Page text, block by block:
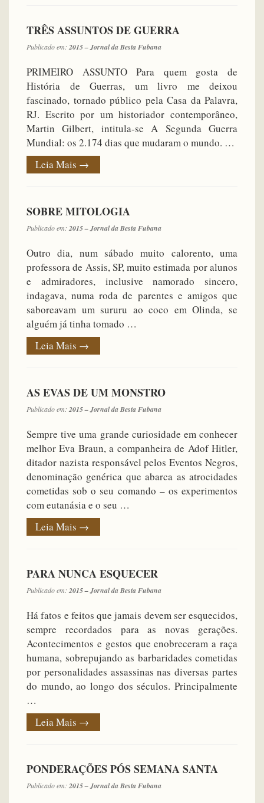
TRÊS ASSUNTOS DE GUERRA
Publicado em: 2015 – Jornal da Besta Fubana
PRIMEIRO ASSUNTO Para quem gosta de
História de Guerras, um livro me deixou
fascinado, tornado público pela Casa da Palavra,
RJ. Escrito por um historiador contemporâneo,
Martin Gilbert, intitula-se A Segunda Guerra
Mundial: os 2.174 dias que mudaram o mundo. …
Leia Mais →
SOBRE MITOLOGIA
Publicado em: 2015 – Jornal da Besta Fubana
Outro dia, num sábado muito calorento, uma
professora de Assis, SP, muito estimada por alunos
e admiradores, inclusive namorado sincero,
indagava, numa roda de parentes e amigos que
saboreavam um sururu ao coco em Olinda, se
alguém já tinha tomado …
Leia Mais →
AS EVAS DE UM MONSTRO
Publicado em: 2015 – Jornal da Besta Fubana
Sempre tive uma grande curiosidade em conhecer
melhor Eva Braun, a companheira de Adof Hitler,
ditador nazista responsável pelos Eventos Negros,
denominação genérica que abarca as atrocidades
cometidas sob o seu comando – os experimentos
com eutanásia e o seu …
Leia Mais →
PARA NUNCA ESQUECER
Publicado em: 2015 – Jornal da Besta Fubana
Há fatos e feitos que jamais devem ser esquecidos,
sempre recordados para as novas gerações.
Acontecimentos e gestos que enobreceram a raça
humana, sobrepujando as barbaridades cometidas
por personalidades assassinas nas diversas partes
do mundo, ao longo dos séculos. Principalmente
…
Leia Mais →
PONDERAÇÕES PÓS SEMANA SANTA
Publicado em: 2015 – Jornal da Besta Fubana